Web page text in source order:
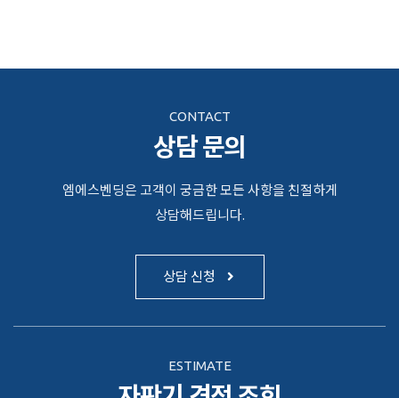
CONTACT
상담 문의
엠에스벤딩은 고객이 궁금한 모든 사항을 친절하게
상담해드립니다.
상담 신청
ESTIMATE